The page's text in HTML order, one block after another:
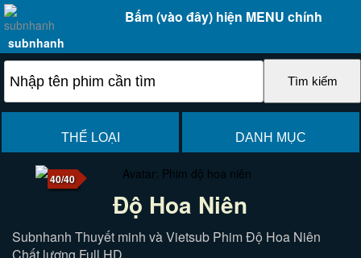
Bấm (vào đây) hiện MENU chính
subnhanh
THỂ LOẠI DANH MỤC
40/40
Độ Hoa Niên
Subnhanh Thuyết minh và Vietsub Phim Độ Hoa Niên